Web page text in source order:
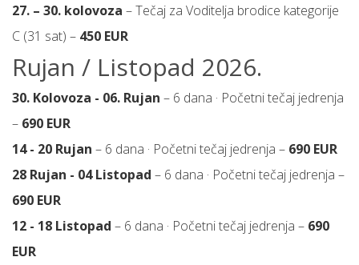
27. – 30. kolovoza – Tečaj za Voditelja brodice kategorije
C (31 sat) – 450 EUR
Rujan / Listopad 2026.
30. Kolovoza - 06. Rujan – 6 dana · Početni tečaj jedrenja
– 690 EUR
14 - 20 Rujan – 6 dana · Početni tečaj jedrenja – 690 EUR
28 Rujan - 04 Listopad – 6 dana · Početni tečaj jedrenja –
690 EUR
12 - 18 Listopad – 6 dana · Početni tečaj jedrenja – 690
EUR